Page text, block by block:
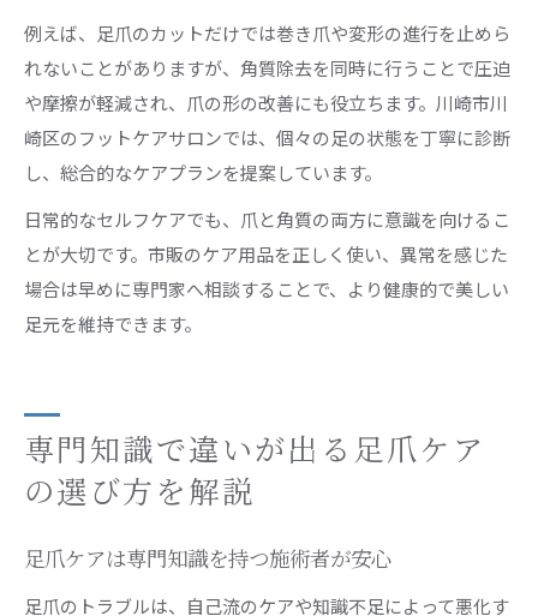
例えば、足爪のカットだけでは巻き爪や変形の進行を止めら
れないことがありますが、角質除去を同時に行うことで圧迫
や摩擦が軽減され、爪の形の改善にも役立ちます。川崎市川
崎区のフットケアサロンでは、個々の足の状態を丁寧に診断
し、総合的なケアプランを提案しています。
日常的なセルフケアでも、爪と角質の両方に意識を向けるこ
とが大切です。市販のケア用品を正しく使い、異常を感じた
場合は早めに専門家へ相談することで、より健康的で美しい
足元を維持できます。
専門知識で違いが出る足爪ケア
の選び方を解説
足爪ケアは専門知識を持つ施術者が安心
足爪のトラブルは、自己流のケアや知識不足によって悪化す